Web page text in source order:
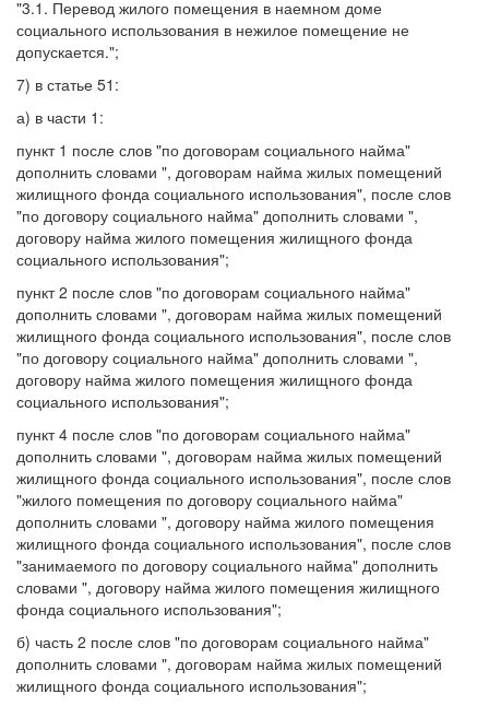
"3.1. Перевод жилого помещения в наемном доме
социального использования в нежилое помещение не
допускается.";
7) в статье 51:
а) в части 1:
пункт 1 после слов "по договорам социального найма"
дополнить словами ", договорам найма жилых помещений
жилищного фонда социального использования", после слов
"по договору социального найма" дополнить словами ",
договору найма жилого помещения жилищного фонда
социального использования";
пункт 2 после слов "по договорам социального найма"
дополнить словами ", договорам найма жилых помещений
жилищного фонда социального использования", после слов
"по договору социального найма" дополнить словами ",
договору найма жилого помещения жилищного фонда
социального использования";
пункт 4 после слов "по договорам социального найма"
дополнить словами ", договорам найма жилых помещений
жилищного фонда социального использования", после слов
"жилого помещения по договору социального найма"
дополнить словами ", договору найма жилого помещения
жилищного фонда социального использования", после слов
"занимаемого по договору социального найма" дополнить
словами ", договору найма жилого помещения жилищного
фонда социального использования";
б) часть 2 после слов "по договорам социального найма"
дополнить словами ", договорам найма жилых помещений
жилищного фонда социального использования";